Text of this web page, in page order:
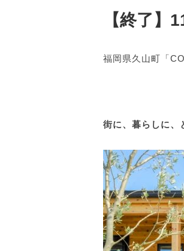
【終了】
福岡県久山町「
街に、暮らしに、